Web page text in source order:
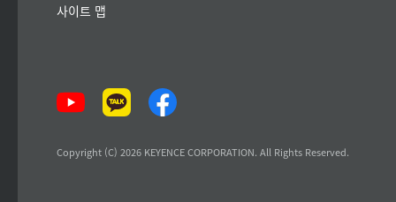
사이트 맵
Copyright (C) 2026 KEYENCE CORPORATION. All Rights Reserved.